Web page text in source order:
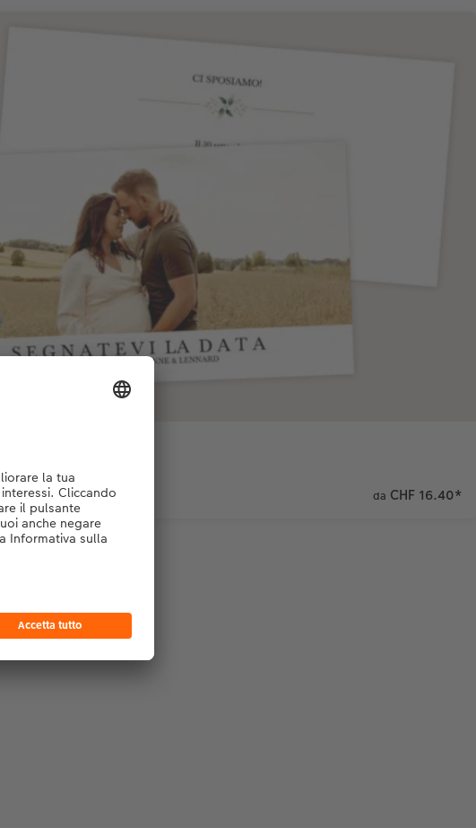
21 x 10,5 cm
da CHF 16.40*